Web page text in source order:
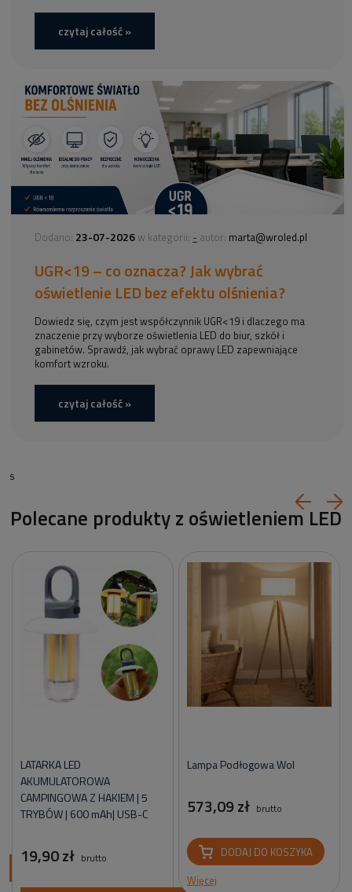
czytaj całość »
Dodano: 23-07-2026 w kategorii: - autor: marta@wroled.pl
UGR<19 – co oznacza? Jak wybrać
oświetlenie LED bez efektu olśnienia?
Dowiedz się, czym jest współczynnik UGR<19 i dlaczego ma
znaczenie przy wyborze oświetlenia LED do biur, szkół i
gabinetów. Sprawdź, jak wybrać oprawy LED zapewniające
komfort wzroku.
czytaj całość »
s
Polecane produkty z oświetleniem LED
LATARKA LED
AKUMULATOROWA
CAMPINGOWA Z HAKIEM | 5
TRYBÓW | 600 mAh| USB-C
19,90 zł brutto
Lampa Podłogowa Wol
573,09 zł brutto
DODAJ DO KOSZYKA
Więcej